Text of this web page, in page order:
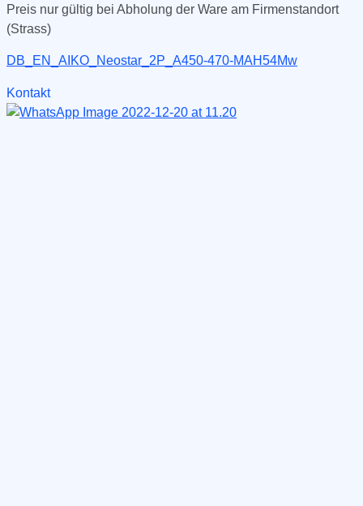
Preis nur gültig bei Abholung der Ware am Firmenstandort
(Strass)
DB_EN_AIKO_Neostar_2P_A450-470-MAH54Mw
Kontakt